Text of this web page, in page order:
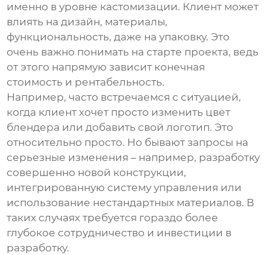
именно в уровне кастомизации. Клиент может
влиять на дизайн, материалы,
функциональность, даже на упаковку. Это
очень важно понимать на старте проекта, ведь
от этого напрямую зависит конечная
стоимость и рентабельность.
Например, часто встречаемся с ситуацией,
когда клиент хочет просто изменить цвет
блендера или добавить свой логотип. Это
относительно просто. Но бывают запросы на
серьезные изменения – например, разработку
совершенно новой конструкции,
интегрированную систему управления или
использование нестандартных материалов. В
таких случаях требуется гораздо более
глубокое сотрудничество и инвестиции в
разработку.